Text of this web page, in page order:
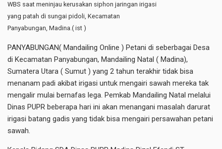
WBS saat meninjau kerusakan siphon jaringan irigasi
yang patah di sungai pidoli, Kecamatan
Panyabungan, Madina.( ist )
PANYABUNGAN( Mandailing Online ) Petani di seberbagai Desa
di Kecamatan Panyabungan, Mandailing Natal ( Madina),
Sumatera Utara ( Sumut ) yang 2 tahun terakhir tidak bisa
menanam padi akibat irigasi untuk mengairi sawah mereka tak
mengalir mulai bernafas lega. Pemkab Mandailing Natal melalui
Dinas PUPR beberapa hari ini akan menangani masalah darurat
irigasi batang gadis yang tidak bisa mengairi persawahan petani
sawah.